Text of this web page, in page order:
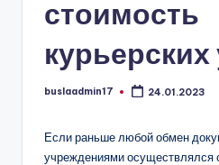
стоимость
курьерских
Запись
buslaadmin17 24.01.2023
Если раньше любой обмен
учреждениями осуществлялся